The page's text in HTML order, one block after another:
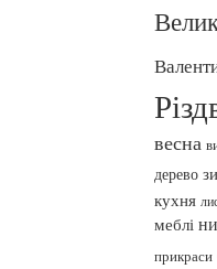
весна
дерево
кухня
меблі
прикраси